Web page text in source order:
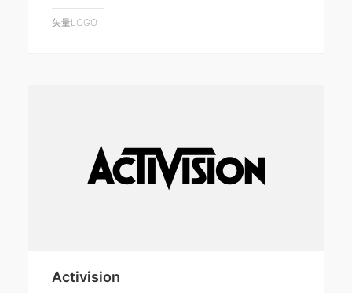
矢量LOGO
Activision